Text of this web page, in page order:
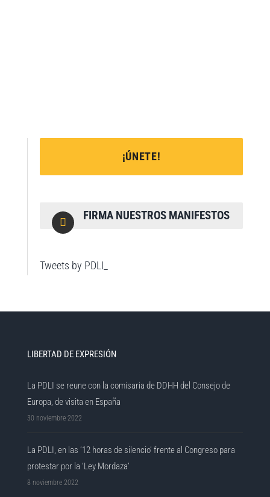
¡ÚNETE!
FIRMA NUESTROS MANIFESTOS
Tweets by PDLI_
LIBERTAD DE EXPRESIÓN
La PDLI se reune con la comisaria de DDHH del Consejo de
Europa, de visita en España
30 noviembre 2022
La PDLI, en las ’12 horas de silencio’ frente al Congreso para
protestar por la ‘Ley Mordaza’
8 noviembre 2022